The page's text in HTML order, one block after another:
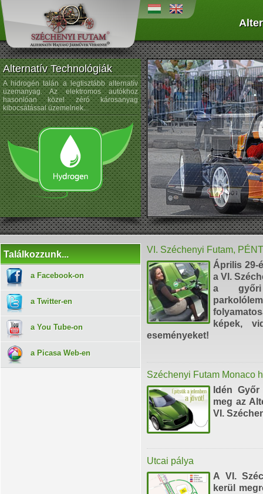
Alternatív Technológiák
A hidrogén talán a legtisztább alternatív
üzemanyag. Az elektromos autókhoz
hasonlóan közel zéró károsanyag
kibocsátással üzemelnek...
A napenergiát az
kezdték alkalmazni, és az
sem újdonság a napelemek
Találkozzunk...
a Facebook-on
a Twitter-en
a You Tube-on
a Picasa Web-en
VI. Széchenyi Futam,
Április 29-
a VI.
a győri
képek,
eseményeket!
Széchenyi Futam Monaco
Idén
meg az
VI.
Utcai pálya
A VI.
kerül